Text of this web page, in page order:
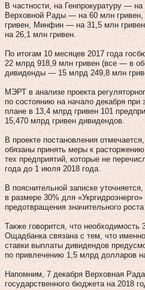
В частности, на Генпрокуратуру —
Верховной Рады — на 60 млн
гривен, Минфин — на 31,5 млн
на 26,1 млн гривен.
По итогам 10 месяцев 2017 года
22 млрд 918,9 млн гривен (все — в
дивиденды — 15 млрд 249,8 млн
МЭРТ в анализе проекта
по состоянию на начало декабря
плане в 13,4 млрд гривен 101
15,470 млрд гривен дивидендов.
В проекте постановления
обязаны принять меры к
тех предприятий, которые не
года до 1 июля 2018 года.
В пояснительной записке
в размере 30% для
предотвращения значительного
Также говорится, что
Ощадбанка связана с тем, что
ставки выплаты дивидендов
по привлечению 1,5 млрд долларов
Напомним, 7 декабря Верховная
государственного бюджета на 2018